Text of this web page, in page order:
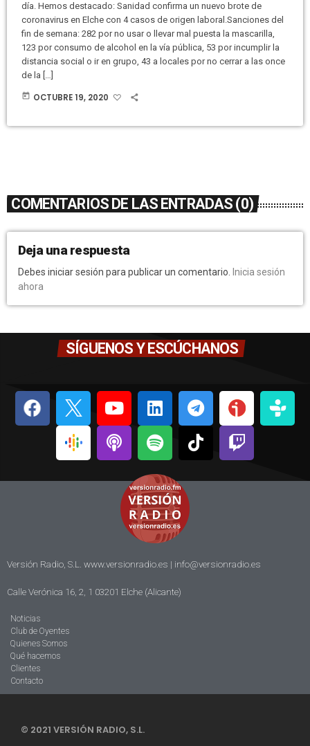
día. Hemos destacado: Sanidad confirma un nuevo brote de
coronavirus en Elche con 4 casos de origen laboral.Sanciones del
fin de semana: 282 por no usar o llevar mal puesta la mascarilla,
123 por consumo de alcohol en la vía pública, 53 por incumplir la
distancia social o ir en grupo, 43 a locales por no cerrar a las once
de la […]
today OCTUBRE 19, 2020
COMENTARIOS DE LAS ENTRADAS (0)
Deja una respuesta
Debes iniciar sesión para publicar un comentario.
Inicia sesión
ahora
SÍGUENOS Y ESCÚCHANOS
Versión Radio, S.L. www.versionradio.es | info@versionradio.es
Calle Verónica 16, 2, 1 03201 Elche (Alicante)
Noticias
Club de Oyentes
Quienes Somos
Qué hacemos
Clientes
Contacto
© 2021 VERSIÓN RADIO, S.L.